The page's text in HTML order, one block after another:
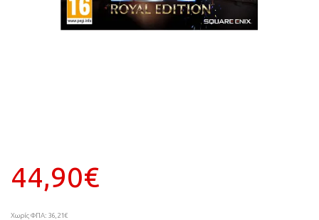
44,90€
Χωρίς ΦΠΑ: 36,21€